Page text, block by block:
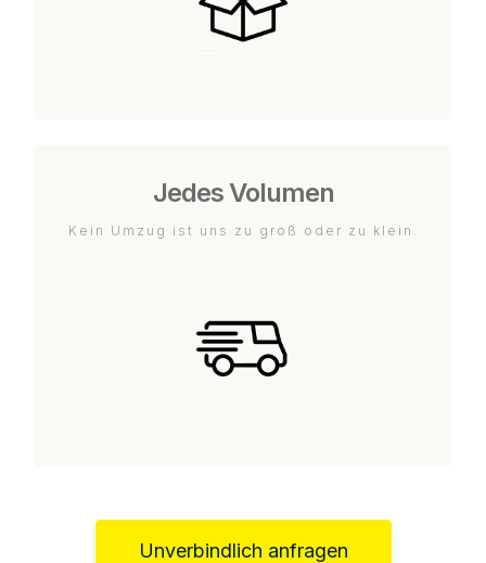
Jedes Volumen
Kein Umzug ist uns zu groß oder zu klein.
Unverbindlich anfragen